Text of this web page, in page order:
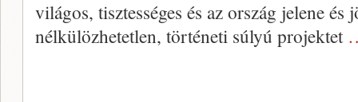
világos, tisztességes és az ország jelene
nélkülözhetetlen, történeti súlyú projektet